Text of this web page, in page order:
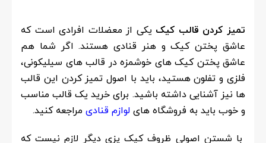
تمیز کردن قالب کیک یکی از معضلات افرادی است که
عاشق پختن کیک و هنر قنادی هستند. اگر شما هم
عاشق پختن کیک های خوشمزه در قالب های سیلیکونی،
فلزی و تفلون هستید، باید با اصول تمیز کردن این قالب
ها نیز آشنایی داشته باشید. برای خرید یک قالب مناسب
و خوب باید به فروشگاه های لوازم قنادی مراجعه کنید.
با شستن اصولی ظروف کیک پزی دیگر لازم نیست که